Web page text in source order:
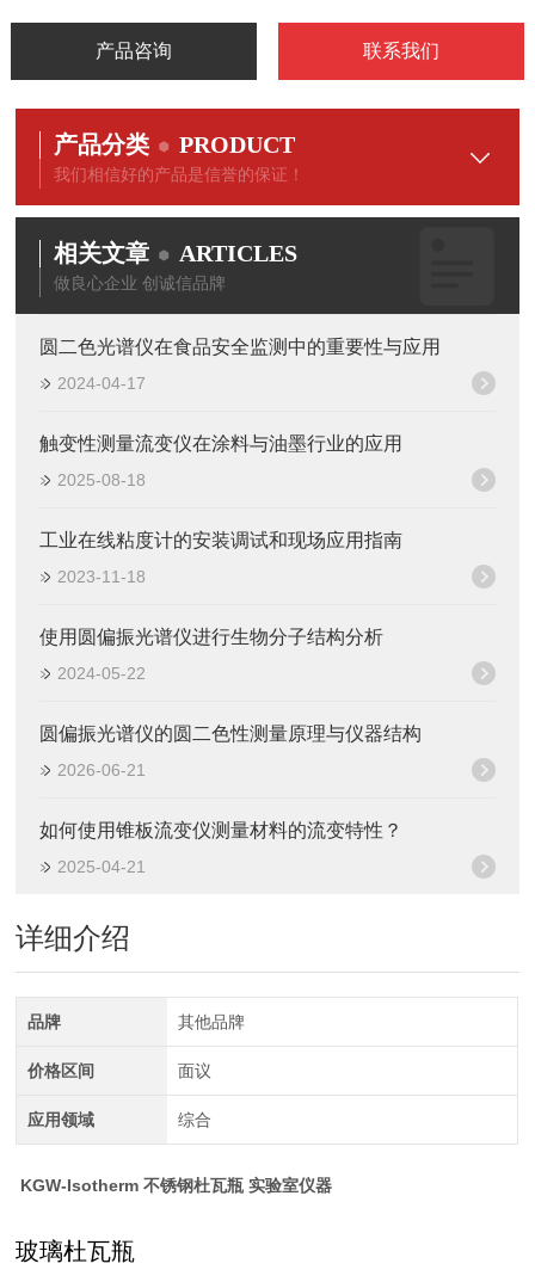
产品咨询 联系我们
产品分类 PRODUCT
我们相信好的产品是信誉的保证！
相关文章 ARTICLES
做良心企业 创诚信品牌
圆二色光谱仪在食品安全监测中的重要性与应用
2024-04-17
触变性测量流变仪在涂料与油墨行业的应用
2025-08-18
工业在线粘度计的安装调试和现场应用指南
2023-11-18
使用圆偏振光谱仪进行生物分子结构分析
2024-05-22
圆偏振光谱仪的圆二色性测量原理与仪器结构
2026-06-21
如何使用锥板流变仪测量材料的流变特性？
2025-04-21
详细介绍
品牌 其他品牌
价格区间 面议
应用领域 综合
KGW-Isotherm 不锈钢杜瓦瓶 实验室仪器
玻璃杜瓦瓶